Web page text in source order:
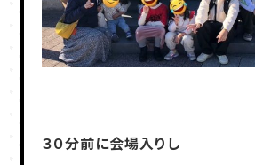
３０分前に会場入りし